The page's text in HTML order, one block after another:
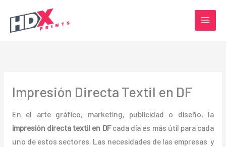
contenido
Impresión Directa Textil en DF
En el arte gráfico, marketing, publicidad o diseño, la
impresión directa textil en DFcada día es más útil para cada
uno de estos sectores. Las necesidades de las empresas y